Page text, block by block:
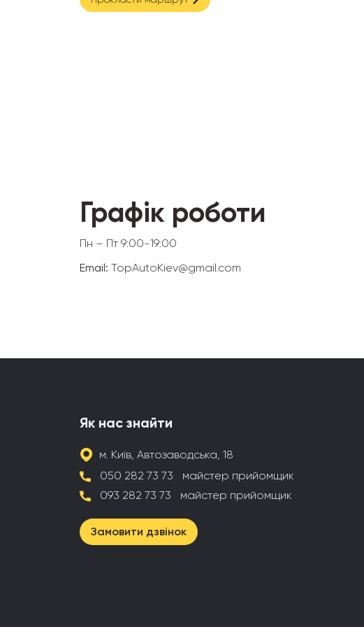
Графік роботи
Пн – Пт 9:00-19:00
Email: TopAutoKiev@gmail.com
Як нас знайти
м. Київ, Автозаводська, 18
050 282 73 73
майстер прийомщик
093 282 73 73
майстер прийомщик
Замовити дзвінок